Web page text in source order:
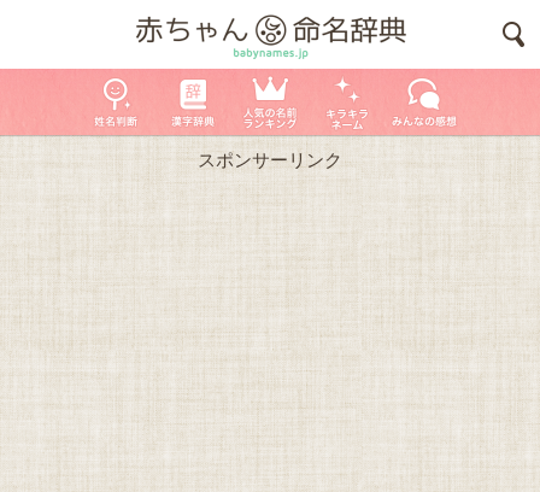
スポンサーリンク